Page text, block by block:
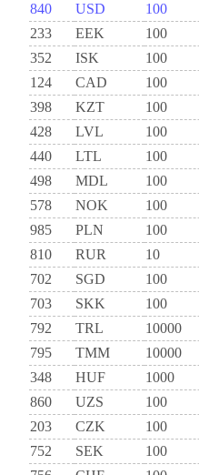
840
USD 100
233
EEK 100
352
ISK 100
124
CAD 100
398
KZT 100
428
LVL 100
440
LTL 100
498
MDL 100
578
NOK 100
985
PLN 100
810
RUR 10
702
SGD 100
703
SKK 100
792
TRL 10000
795
TMM 10000
348
HUF 1000
860
UZS 100
203
CZK 100
752
SEK 100